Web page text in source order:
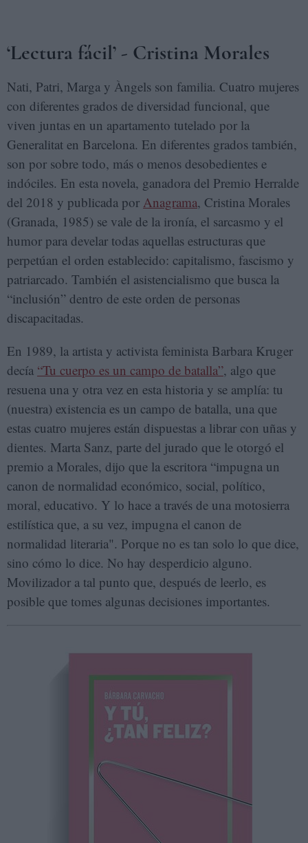
‘Lectura fácil’ - Cristina Morales
Nati, Patri, Marga y Àngels son familia. Cuatro mujeres
con diferentes grados de diversidad funcional, que
viven juntas en un apartamento tutelado por la
Generalitat en Barcelona. En diferentes grados también,
son por sobre todo, más o menos desobedientes e
indóciles. En esta novela, ganadora del Premio Herralde
del 2018 y publicada por Anagrama, Cristina Morales
(Granada, 1985) se vale de la ironía, el sarcasmo y el
humor para develar todas aquellas estructuras que
perpetúan el orden establecido: capitalismo, fascismo y
patriarcado. También el asistencialismo que busca la
“inclusión” dentro de este orden de personas
discapacitadas.
En 1989, la artista y activista feminista Barbara Kruger
decía “Tu cuerpo es un campo de batalla”, algo que
resuena una y otra vez en esta historia y se amplía: tu
(nuestra) existencia es un campo de batalla, una que
estas cuatro mujeres están dispuestas a librar con uñas y
dientes. Marta Sanz, parte del jurado que le otorgó el
premio a Morales, dijo que la escritora “impugna un
canon de normalidad económico, social, político,
moral, educativo. Y lo hace a través de una motosierra
estilística que, a su vez, impugna el canon de
normalidad literaria". Porque no es tan solo lo que dice,
sino cómo lo dice. No hay desperdicio alguno.
Movilizador a tal punto que, después de leerlo, es
posible que tomes algunas decisiones importantes.